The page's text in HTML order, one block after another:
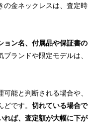
の金ネックレスは、査定時
ョン名、付属品や保証書の
ランドや限定モデルは、
能と判断される場合や、
です。 切れている場合で
れば、査定額が大幅に下が